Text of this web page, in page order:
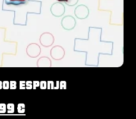
Esponja
€